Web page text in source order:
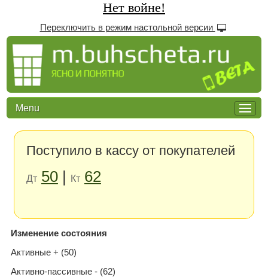
Нет войне!
Переключить в режим настольной версии
Menu
Поступило в кассу от покупателей
Дт 50| Кт 62
Изменение состояния
Активные + (50)
Активно-пассивные - (62)